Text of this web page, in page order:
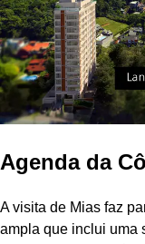
Agenda da
A visita de Mias faz
ampla que inclui uma